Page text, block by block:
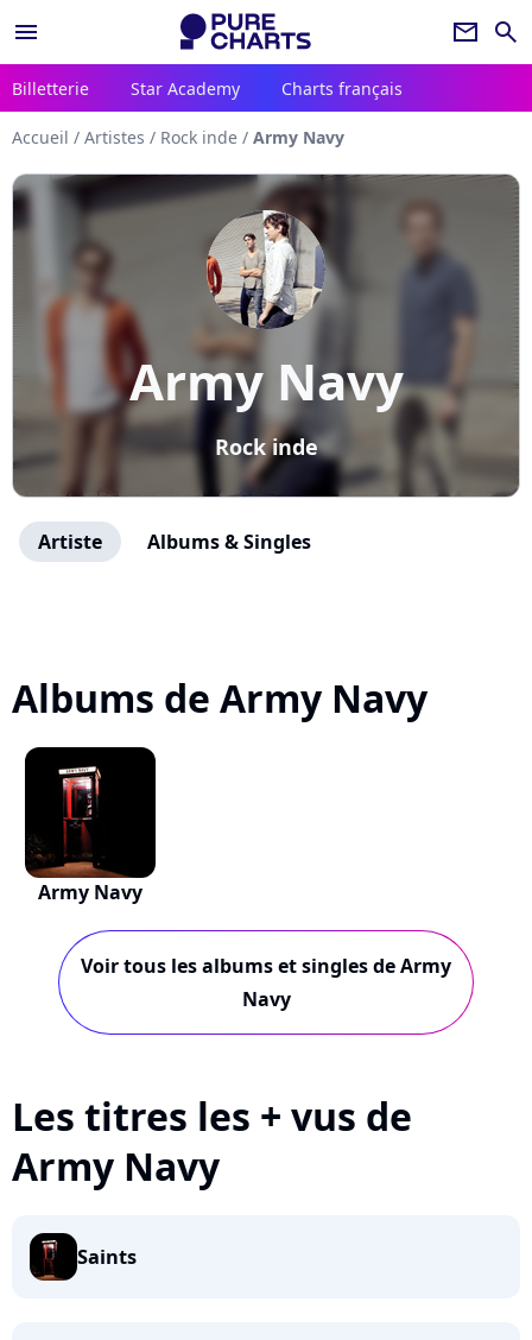
menu newsletter search
Billetterie Star Academy Charts français
Accueil / Artistes / Rock inde / Army Navy
Army Navy
Rock inde
Artiste Albums & Singles
Albums de Army Navy
Army Navy
Voir tous les albums et singles de Army
Navy
Les titres les + vus de
Army Navy
Saints